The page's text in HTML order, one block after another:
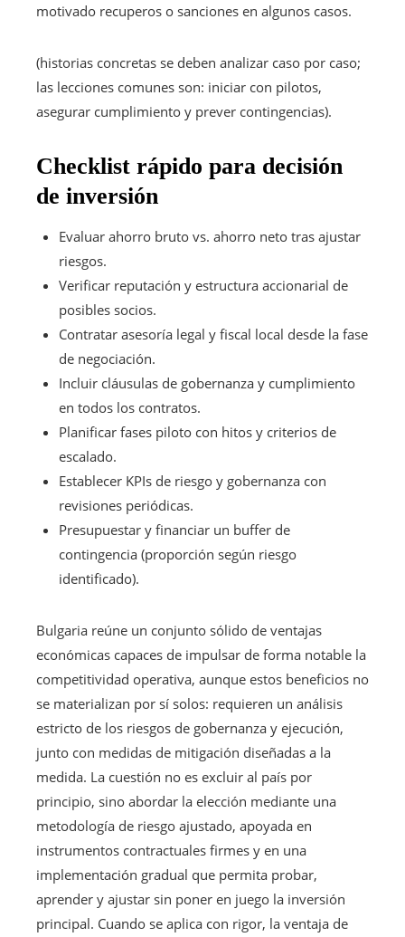
motivado recuperos o sanciones en algunos casos.
(historias concretas se deben analizar caso por caso;
las lecciones comunes son: iniciar con pilotos,
asegurar cumplimiento y prever contingencias).
Checklist rápido para decisión
de inversión
Evaluar ahorro bruto vs. ahorro neto tras ajustar
riesgos.
Verificar reputación y estructura accionarial de
posibles socios.
Contratar asesoría legal y fiscal local desde la fase
de negociación.
Incluir cláusulas de gobernanza y cumplimiento
en todos los contratos.
Planificar fases piloto con hitos y criterios de
escalado.
Establecer KPIs de riesgo y gobernanza con
revisiones periódicas.
Presupuestar y financiar un buffer de
contingencia (proporción según riesgo
identificado).
Bulgaria reúne un conjunto sólido de ventajas
económicas capaces de impulsar de forma notable la
competitividad operativa, aunque estos beneficios no
se materializan por sí solos: requieren un análisis
estricto de los riesgos de gobernanza y ejecución,
junto con medidas de mitigación diseñadas a la
medida. La cuestión no es excluir al país por
principio, sino abordar la elección mediante una
metodología de riesgo ajustado, apoyada en
instrumentos contractuales firmes y en una
implementación gradual que permita probar,
aprender y ajustar sin poner en juego la inversión
principal. Cuando se aplica con rigor, la ventaja de